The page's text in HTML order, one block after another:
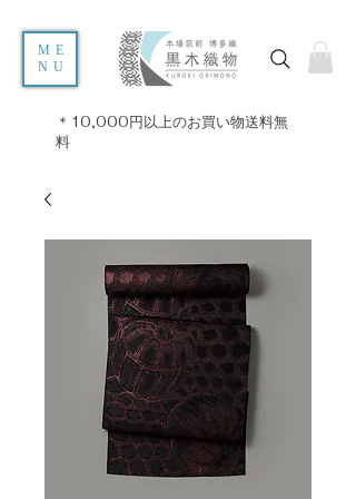
ME
NU
＊10,000円以上のお買い物送料無
料